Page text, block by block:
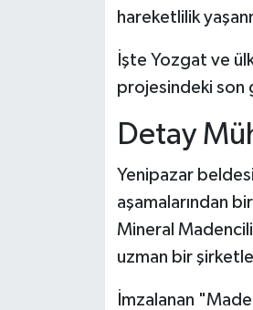
hareketlilik
İşte Yozgat ve
projesindeki son
Detay
Yenipazar
aşamalarından
Mineral
uzman bir şirketle
İmzalanan